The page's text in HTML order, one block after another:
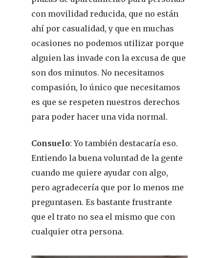
con movilidad reducida, que no están
ahí por casualidad, y que en muchas
ocasiones no podemos utilizar porque
alguien las invade con la excusa de que
son dos minutos. No necesitamos
compasión, lo único que necesitamos
es que se respeten nuestros derechos
para poder hacer una vida normal.
Consuelo: Yo también destacaría eso.
Entiendo la buena voluntad de la gente
cuando me quiere ayudar con algo,
pero agradecería que por lo menos me
preguntasen. Es bastante frustrante
que el trato no sea el mismo que con
cualquier otra persona.